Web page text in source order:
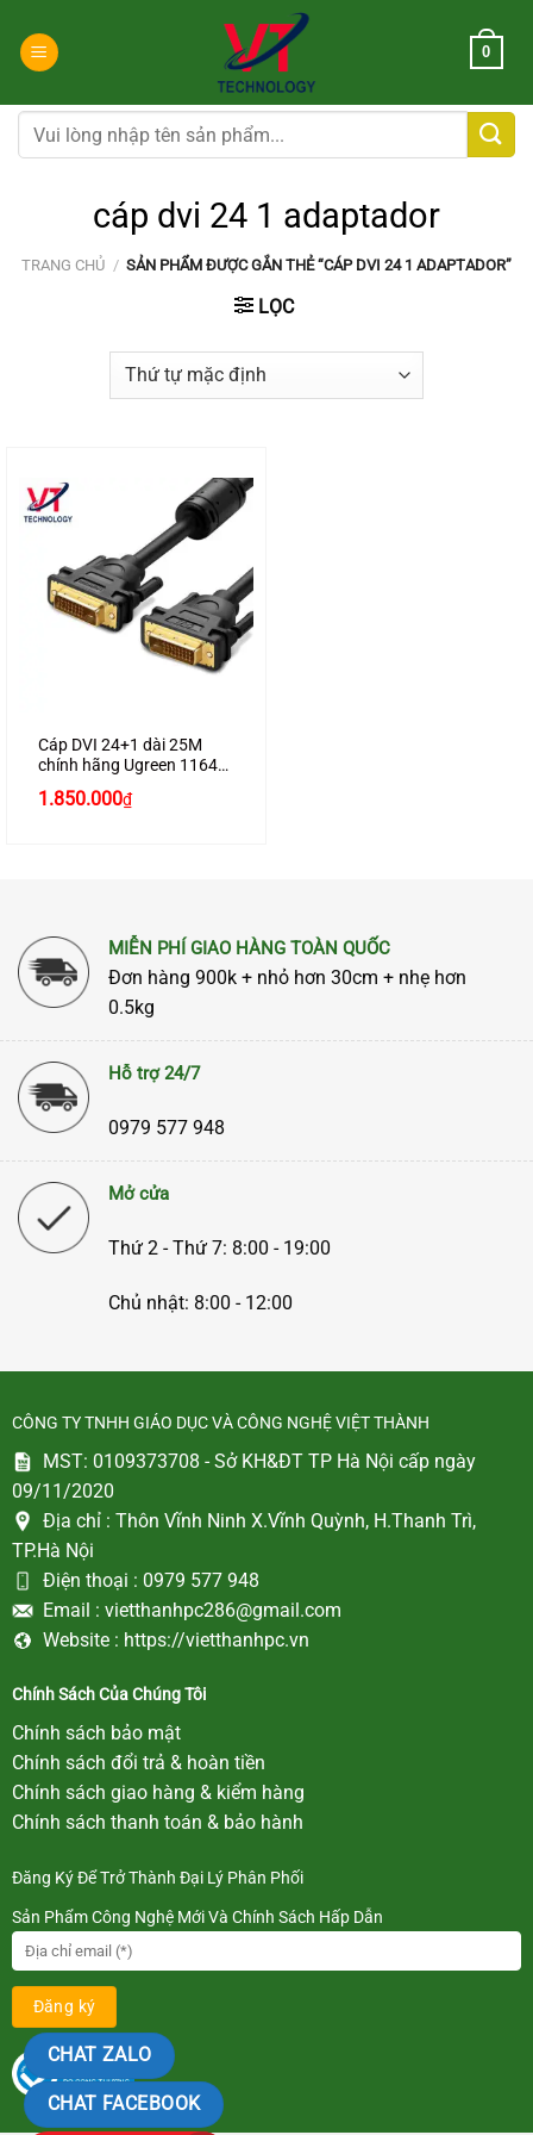
đến
dung
0
Tìm
kiếm:
cáp dvi 24 1 adaptador
TRANG CHỦ / SẢN PHẨM ĐƯỢC GẮN THẺ “CÁP DVI 24 1 ADAPTADOR”
LỌC
Cáp DVI 24+1 dài 25M
chính hãng Ugreen 11644
1.850.000₫
MIỄN PHÍ GIAO HÀNG TOÀN QUỐC
Đơn hàng 900k + nhỏ hơn 30cm + nhẹ hơn
0.5kg
Hỗ trợ 24/7
0979 577 948
Mở cửa
Thứ 2 - Thứ 7: 8:00 - 19:00
Chủ nhật: 8:00 - 12:00
CÔNG TY TNHH GIÁO DỤC VÀ CÔNG NGHỆ VIỆT THÀNH
MST: 0109373708 - Sở KH&ĐT TP Hà Nội cấp ngày
09/11/2020
Địa chỉ : Thôn Vĩnh Ninh X.Vĩnh Quỳnh, H.Thanh Trì,
TP.Hà Nội
Điện thoại : 0979 577 948
Email : vietthanhpc286@gmail.com
Website : https://vietthanhpc.vn
Chính Sách Của Chúng Tôi
Chính sách bảo mật
Chính sách đổi trả & hoàn tiền
Chính sách giao hàng & kiểm hàng
Chính sách thanh toán & bảo hành
Đăng Ký Để Trở Thành Đại Lý Phân Phối
Sản Phẩm Công Nghệ Mới Và Chính Sách Hấp Dẫn
CHAT ZALO
CHAT FACEBOOK